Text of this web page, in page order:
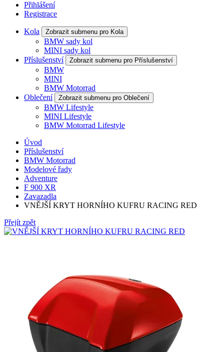
Přihlášení
Registrace
Kola Zobrazit submenu pro Kola
BMW sady kol
MINI sady kol
Příslušenství
Zobrazit submenu pro Příslušenství
BMW
MINI
BMW Motorrad
Oblečení
Zobrazit submenu pro Oblečení
BMW Lifestyle
MINI Lifestyle
BMW Motorrad Lifestyle
Úvod
Příslušenství
BMW Motorrad
Modelové řady
Adventure
F 900 XR
Zavazadla
VNĚJŠÍ KRYT HORNÍHO KUFRU RACING RED
Přejít zpět